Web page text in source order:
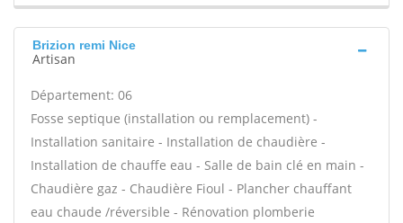
Brizion remi Nice
Artisan
Département: 06
Fosse septique (installation ou remplacement) -
Installation sanitaire - Installation de chaudière -
Installation de chauffe eau - Salle de bain clé en main -
Chaudière gaz - Chaudière Fioul - Plancher chauffant
eau chaude /réversible - Rénovation plomberie